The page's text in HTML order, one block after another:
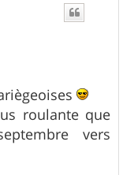
roulante que
vers